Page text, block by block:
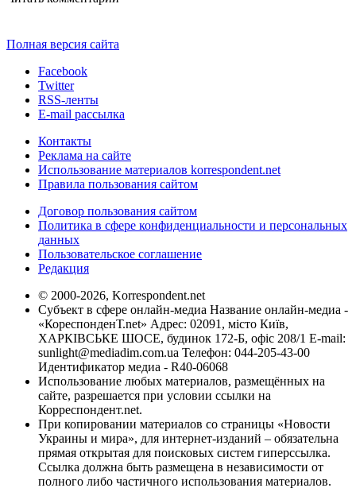
Полная версия сайта
Facebook
Twitter
RSS-ленты
E-mail рассылка
Контакты
Реклама на сайте
Использование материалов korrespondent.net
Правила пользования сайтом
Договор пользования сайтом
Политика в сфере конфиденциальности и персональных
данных
Пользовательское соглашение
Редакция
© 2000-2026, Korrespondent.net
Субъект в сфере онлайн-медиа Название онлайн-медиа -
«КореспонденТ.net» Адрес: 02091, місто Київ,
ХАРКІВСЬКЕ ШОСЕ, будинок 172-Б, офіс 208/1 E-mail:
sunlight@mediadim.com.ua Телефон: 044-205-43-00
Идентификатор медиа - R40-06068
Использование любых материалов, размещённых на
сайте, разрешается при условии ссылки на
Корреспондент.net.
При копировании материалов со страницы «Новости
Украины и мира», для интернет-изданий – обязательна
прямая открытая для поисковых систем гиперссылка.
Ссылка должна быть размещена в независимости от
полного либо частичного использования материалов.